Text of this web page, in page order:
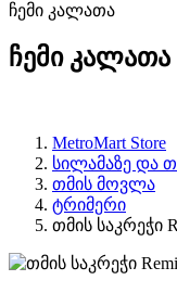
ჩემი კალათა
ჩემი კალათა
MetroMart Store
სილამაზე და
თმის მოვლა
ტრიმერი
თმის საკრეჭი